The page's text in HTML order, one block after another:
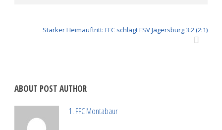
Starker Heimauftritt: FFC schlägt FSV Jägersburg 3:2 (2:1)
ABOUT POST AUTHOR
1. FFC Montabaur